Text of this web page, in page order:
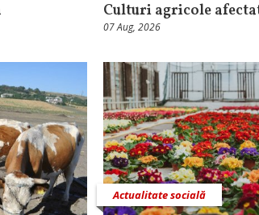
Culturi agricole
07 Aug, 2026
Actualitate socială